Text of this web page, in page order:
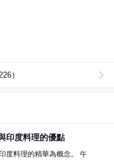
）
印度料理的優點
料理的精華為概念。 午